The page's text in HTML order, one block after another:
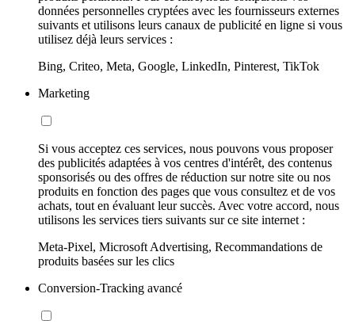
données personnelles cryptées avec les fournisseurs externes
suivants et utilisons leurs canaux de publicité en ligne si vous
utilisez déjà leurs services :
Bing, Criteo, Meta, Google, LinkedIn, Pinterest, TikTok
Marketing
Si vous acceptez ces services, nous pouvons vous proposer
des publicités adaptées à vos centres d'intérêt, des contenus
sponsorisés ou des offres de réduction sur notre site ou nos
produits en fonction des pages que vous consultez et de vos
achats, tout en évaluant leur succès. Avec votre accord, nous
utilisons les services tiers suivants sur ce site internet :
Meta-Pixel, Microsoft Advertising, Recommandations de
produits basées sur les clics
Conversion-Tracking avancé